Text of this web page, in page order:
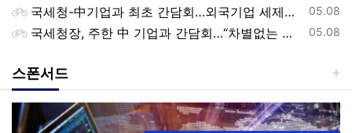
등록일
05.08
국세청-中기업과 최초 간담회…외국기업 세제혜택 등 논의
등록일
05.08
국세청장, 주한 中 기업과 간담회…“차별없는 공정과세 약속”
스폰서드